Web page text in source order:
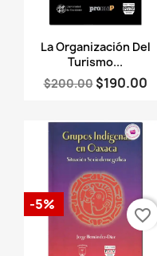
Vista rápida
La Organización Del
Turismo...
$200.00 $190.00
-5%
favorite_border